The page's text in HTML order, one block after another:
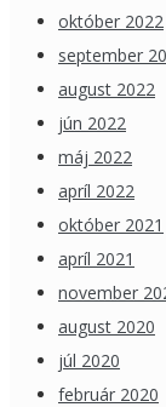
október 2022
september
august 2022
jún 2022
máj 2022
apríl 2022
október 2021
apríl 2021
november
august 2020
júl 2020
február 2020